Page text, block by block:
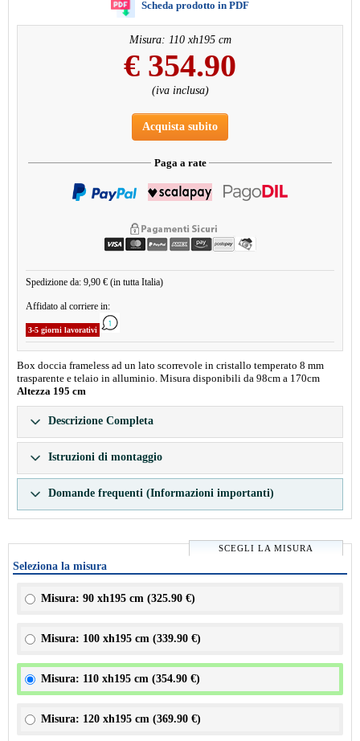
Scheda prodotto in PDF
Misura: 110 xh195 cm
€ 354.90
(iva inclusa)
Acquista subito
Paga a rate
Spedizione da: 9,90 € (in tutta Italia)
Affidato al corriere in:
3-5 giorni lavorativi
Box doccia frameless ad un lato scorrevole in cristallo temperato 8 mm
trasparente e telaio in alluminio. Misura disponibili da 98cm a 170cm
Altezza 195 cm
Descrizione Completa
Istruzioni di montaggio
Domande frequenti (Informazioni importanti)
SCEGLI LA MISURA
Seleziona la misura
Misura: 90 xh195 cm (325.90 €)
Misura: 100 xh195 cm (339.90 €)
Misura: 110 xh195 cm (354.90 €)
Misura: 120 xh195 cm (369.90 €)